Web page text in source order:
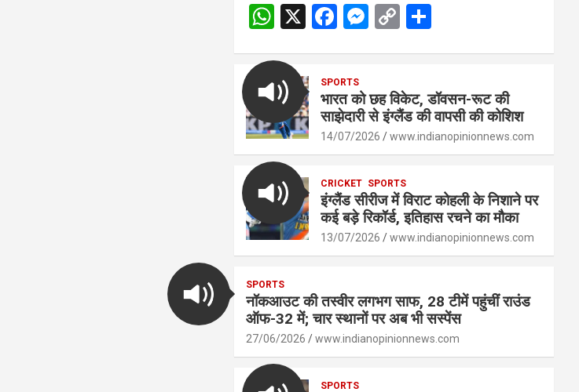
W
at
s
A
p
p
X
F
b
o
o
M
n
g
er
C
Li
n
k
e
SPORTS
भारत को छह विकेट, डॉवसन-रूट की
साझेदारी से इंग्लैंड की वापसी की कोशिश
14/07/2026 www.indianopinionnews.com
CRICKET SPORTS
इंग्लैंड सीरीज में विराट कोहली के निशाने पर
कई बड़े रिकॉर्ड, इतिहास रचने का मौका
13/07/2026 www.indianopinionnews.com
SPORTS
नॉकआउट की तस्वीर लगभग साफ, 28 टीमें पहुंचीं राउंड
ऑफ-32 में; चार स्थानों पर अब भी सस्पेंस
27/06/2026 www.indianopinionnews.com
SPORTS